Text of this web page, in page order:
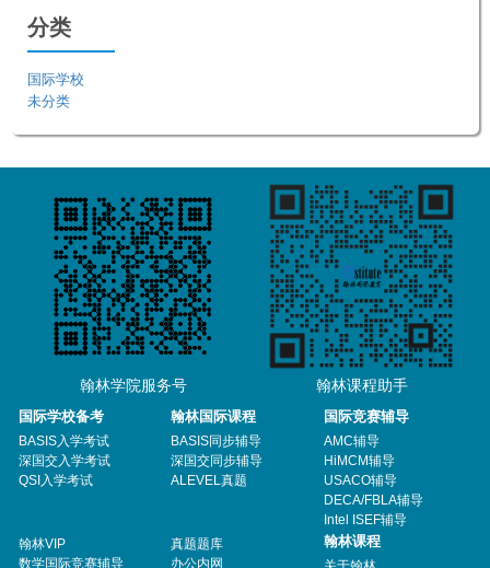
分类
国际学校
未分类
翰林学院服务号 翰林课程助手
国际学校备考
BASIS入学考试
深国交入学考试
QSI入学考试
翰林国际课程
BASIS同步辅导
深国交同步辅导
ALEVEL真题
国际竞赛辅导
AMC辅导
HiMCM辅导
USACO辅导
DECA/FBLA辅导
Intel ISEF辅导
翰林VIP
数学国际竞赛辅导
真题题库
办公内网
翰林课程